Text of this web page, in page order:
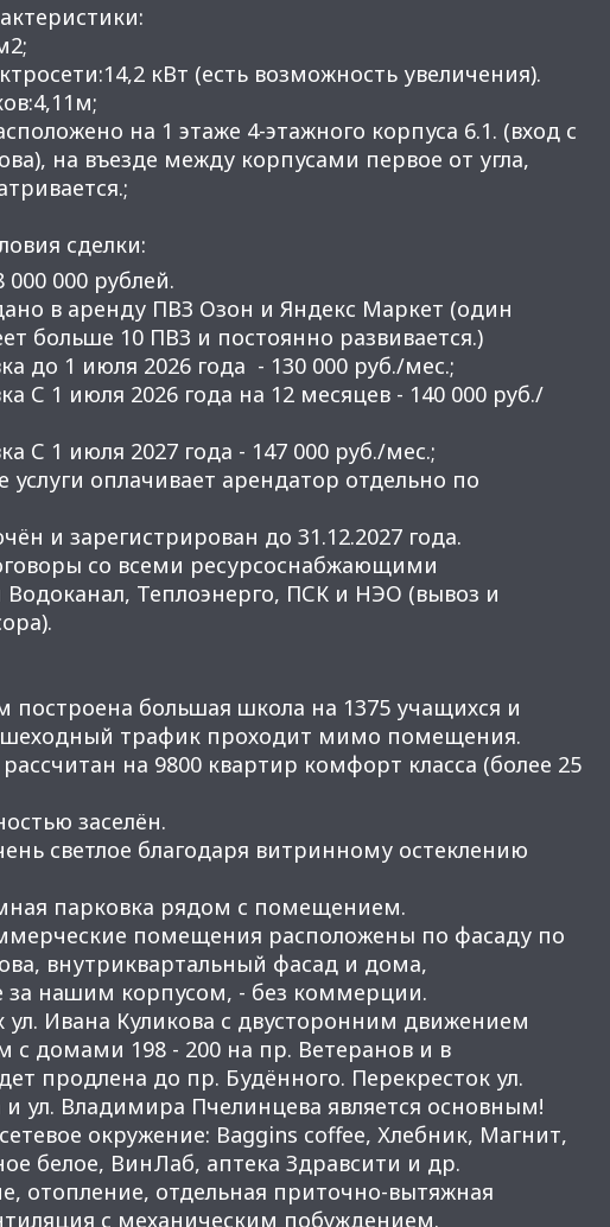
кВт (есть возможность увеличения).
на 1 этаже 4-этажного корпуса 6.1. (вход с
на въезде между корпусами первое от угла,
сделки:
000 000 рублей.
в аренду ПВЗ Озон и Яндекс Маркет (один
больше 10 ПВЗ и постоянно развивается.)
до 1 июля 2026 года - 130 000 руб./мес.;
С 1 июля 2026 года на 12 месяцев - 140 000 руб./
С 1 июля 2027 года - 147 000 руб./мес.;
услуги оплачивает арендатор отдельно по
и зарегистрирован до 31.12.2027 года.
со всеми ресурсоснабжающими
Теплоэнерго, ПСК и НЭО (вывоз и
построена большая школа на 1375 учащихся и
трафик проходит мимо помещения.
на 9800 квартир комфорт класса (более 25
заселён.
светлое благодаря витринному остеклению
парковка рядом с помещением.
помещения расположены по фасаду по
внутриквартальный фасад и дома,
за нашим корпусом, - без коммерции.
ул. Ивана Куликова с двусторонним движением
с домами 198 - 200 на пр. Ветеранов и в
продлена до пр. Будённого. Перекресток ул.
и ул. Владимира Пчелинцева является основным!
окружение: Baggins coffee, Хлебник, Магнит,
белое, ВинЛаб, аптека Здравсити и др.
отопление, отдельная приточно-вытяжная
с механическим побуждением.